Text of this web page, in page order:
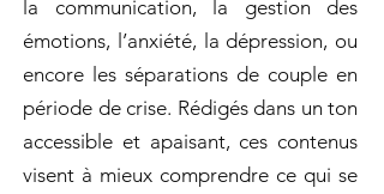
la communication, la gestion des
émotions, l’anxiété, la dépression, ou
encore les séparations de couple en
période de crise. Rédigés dans un ton
accessible et apaisant, ces contenus
visent à mieux comprendre ce qui se